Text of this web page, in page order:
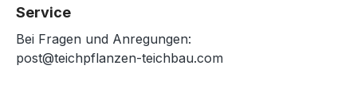
Service
Bei Fragen und Anregungen:
post@teichpflanzen-teichbau.com